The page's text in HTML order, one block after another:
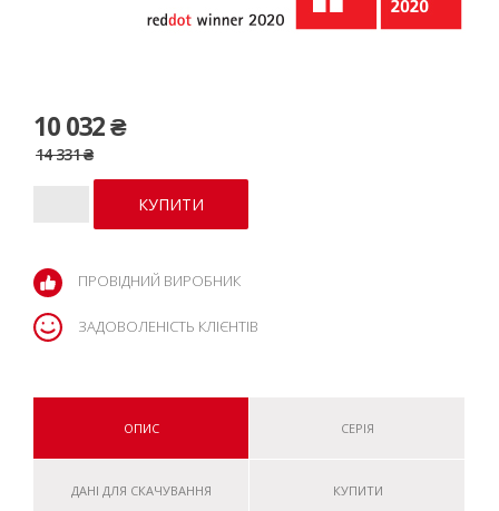
10 032 ₴
14 331 ₴
ПРОВІДНИЙ ВИРОБНИК
ЗАДОВОЛЕНІСТЬ КЛІЄНТІВ
ОПИС СЕРІЯ
ДАНІ ДЛЯ СКАЧУВАННЯ КУПИТИ